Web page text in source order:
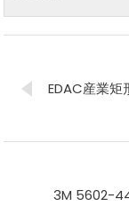
EDAC産業
3M 5602-